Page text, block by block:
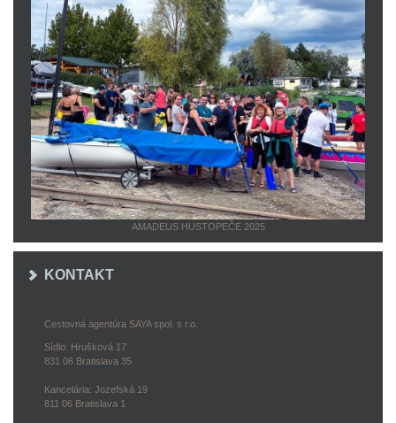
AMADEUS HUSTOPEČE 2025
KONTAKT
Cestovná agentúra SAYA spol. s r.o.
Sídlo: Hrušková 17
831 06 Bratislava 35
Kancelária: Jozefská 19
811 06 Bratislava 1